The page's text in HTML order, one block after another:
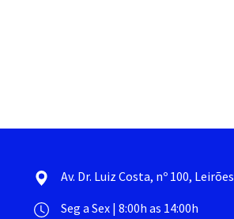
Av. Dr. Luiz Costa, nº 100, Leirões
Seg a Sex | 8:00h as 14:00h